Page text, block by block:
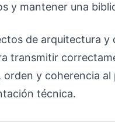
y mantener una
de arquitectura y
transmitir
orden y coherencia
técnica.